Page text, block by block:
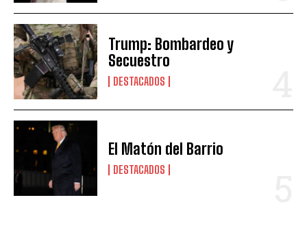
Trump: Bombardeo y
Secuestro
DESTACADOS
El Matón del Barrio
DESTACADOS